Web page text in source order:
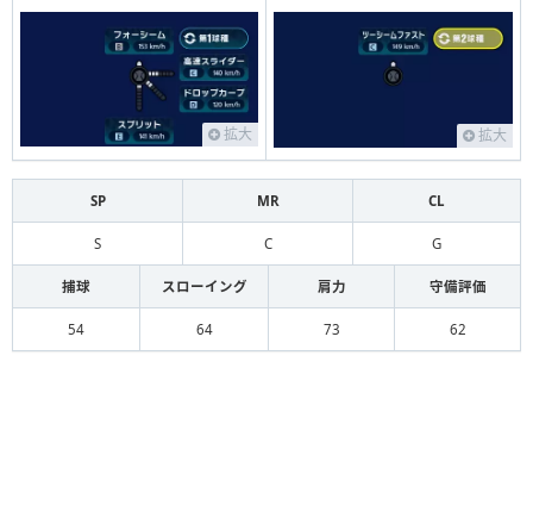
拡大 拡大
SP MR CL
S C G
捕球 スローイング 肩力 守備評価
54 64 73 62